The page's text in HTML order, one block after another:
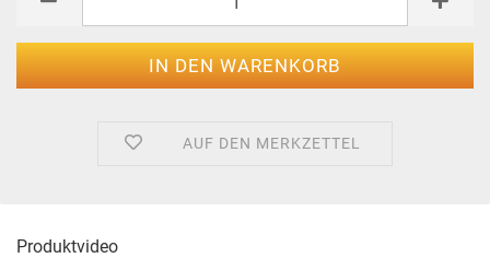
AUF DEN MERKZETTEL
Produktvideo